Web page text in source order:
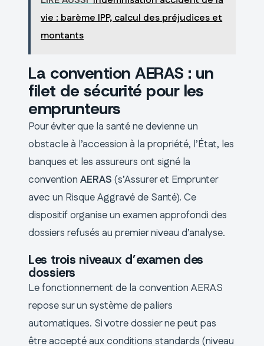
vie : barème IPP, calcul des préjudices et
montants
La convention AERAS : un
filet de sécurité pour les
emprunteurs
Pour éviter que la santé ne devienne un
obstacle à l’accession à la propriété, l’État, les
banques et les assureurs ont signé la
convention AERAS (s’Assurer et Emprunter
avec un Risque Aggravé de Santé). Ce
dispositif organise un examen approfondi des
dossiers refusés au premier niveau d’analyse.
Les trois niveaux d’examen des
dossiers
Le fonctionnement de la convention AERAS
repose sur un système de paliers
automatiques. Si votre dossier ne peut pas
être accepté aux conditions standards (niveau